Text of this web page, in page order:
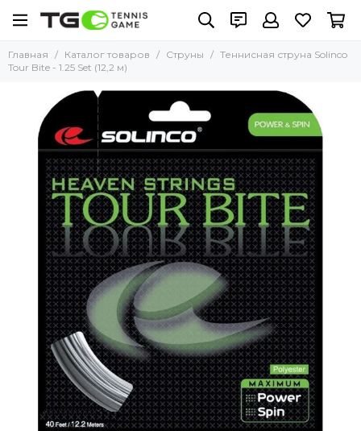
Главная Каталог товаров Струны
Теннисная струна Solinco
Tour Bite - 1.25 Set (12,2 м)